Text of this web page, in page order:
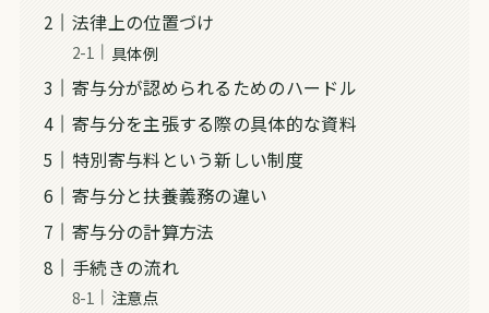
法律上の位置づけ
具体例
寄与分が認められるためのハードル
寄与分を主張する際の具体的な資料
特別寄与料という新しい制度
寄与分と扶養義務の違い
寄与分の計算方法
手続きの流れ
注意点